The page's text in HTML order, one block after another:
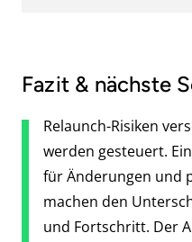
einer
Fazit & nächste
Relaunch-Risiken
werden gesteuert.
für Änderungen und
machen den
und Fortschritt. Der